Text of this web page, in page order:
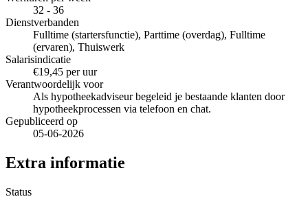
32 - 36
Dienstverbanden
Fulltime (startersfunctie), Parttime (overdag), Fulltime
(ervaren), Thuiswerk
Salarisindicatie
€19,45 per uur
Verantwoordelijk voor
Als hypotheekadviseur begeleid je bestaande klanten door
hypotheekprocessen via telefoon en chat.
Gepubliceerd op
05-06-2026
Extra informatie
Status